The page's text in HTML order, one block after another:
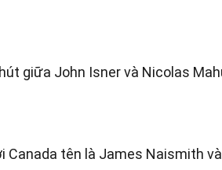
giữa John Isner và Nicolas
Canada tên là James Naismith